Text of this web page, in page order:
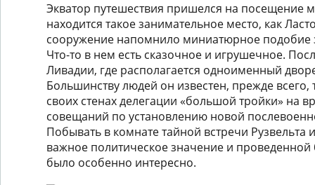
Экватор путешествия пришелся на посещение
находится такое занимательное место, как
сооружение напомнило миниатюрное подобие
Что-то в нем есть сказочное и игрушечное.
Ливадии, где располагается одноименный
Большинству людей он известен, прежде всего,
своих стенах делегации «большой тройки» на
совещаний по установлению новой
Побывать в комнате тайной встречи
важное политическое значение и
было особенно интересно.